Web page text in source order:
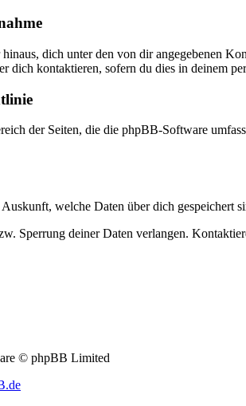
dich unter den von dir angegebenen
dich kontaktieren, sofern du dies in deinem
der Seiten, die die phpBB-Software
welche Daten über dich gespeichert
Sperrung deiner Daten verlangen.
© phpBB Limited